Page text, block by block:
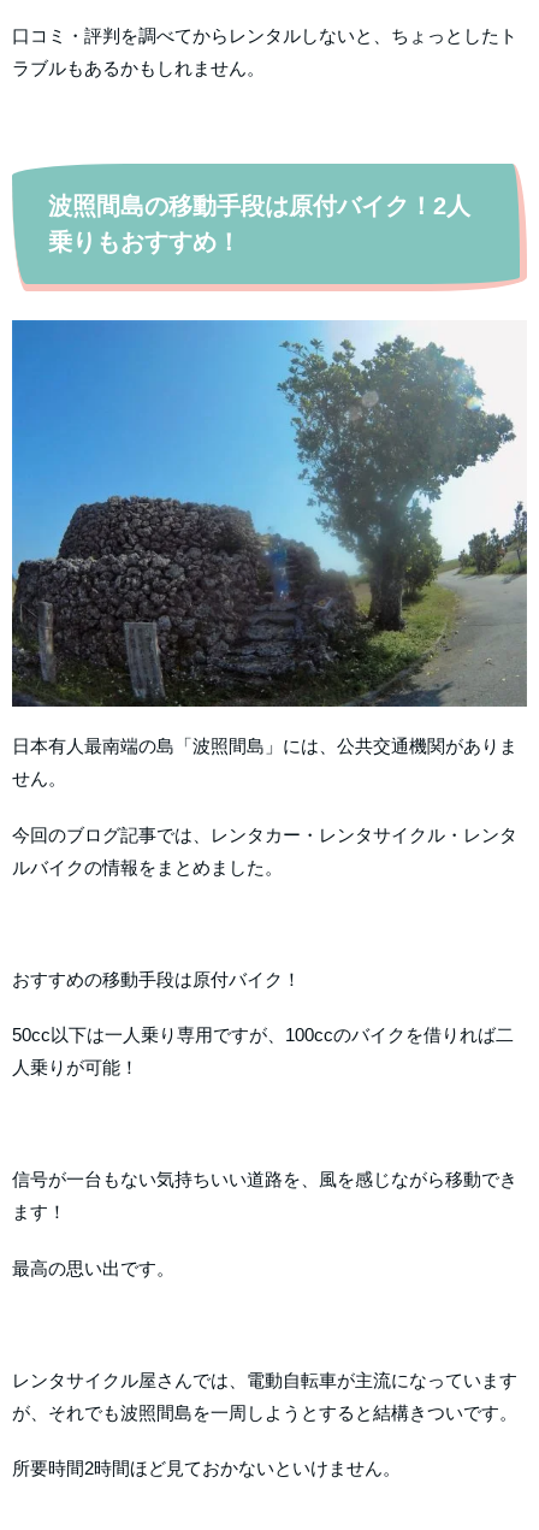
口コミ・評判を調べてからレンタルしないと、ちょっとしたト
ラブルもあるかもしれません。
波照間島の移動手段は原付バイク！2人
乗りもおすすめ！
日本有人最南端の島「波照間島」には、公共交通機関がありま
せん。
今回のブログ記事では、レンタカー・レンタサイクル・レンタ
ルバイクの情報をまとめました。
おすすめの移動手段は原付バイク！
50cc以下は一人乗り専用ですが、100ccのバイクを借りれば二
人乗りが可能！
信号が一台もない気持ちいい道路を、風を感じながら移動でき
ます！
最高の思い出です。
レンタサイクル屋さんでは、電動自転車が主流になっています
が、それでも波照間島を一周しようとすると結構きついです。
所要時間2時間ほど見ておかないといけません。